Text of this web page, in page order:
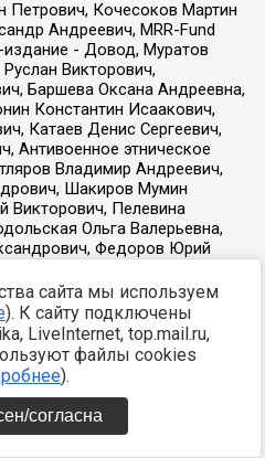
сайта мы используем
). К сайту подключены
LiveInternet, top.mail.ru,
файлы cookies
).
согласна